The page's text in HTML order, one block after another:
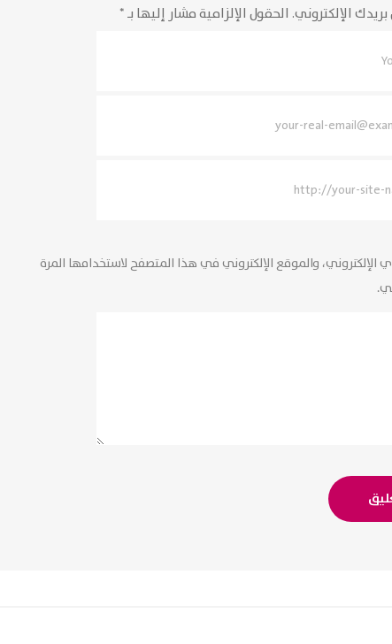
الإلكتروني. الحقول الإلزامية مشار إليها بـ*
والموقع الإلكتروني في هذا المتصفح لاستخدامها المرة